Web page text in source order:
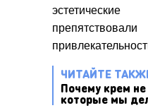
ЧИТАЙТЕ
Почему крем
которые мы